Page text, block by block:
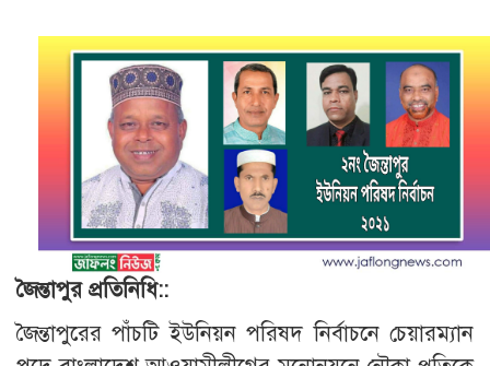
জৈন্তাপুর প্রতিনিধি::
জৈন্তাপুরের পাঁচটি ইউনিয়ন পরিষদ নির্বাচনে চেয়ারম্যান